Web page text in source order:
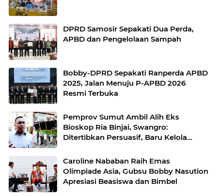
DPRD Samosir Sepakati Dua Perda,
APBD dan Pengelolaan Sampah
Bobby-DPRD Sepakati Ranperda APBD
2025, Jalan Menuju P-APBD 2026
Resmi Terbuka
Pemprov Sumut Ambil Alih Eks
Bioskop Ria Binjai, Swangro:
Ditertibkan Persuasif, Baru Kelola
Caroline Nababan Raih Emas
Olimpiade Asia, Gubsu Bobby Nasution
Apresiasi Beasiswa dan Bimbel